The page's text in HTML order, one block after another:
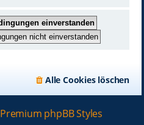
Alle Cookies löschen
Premium phpBB Styles